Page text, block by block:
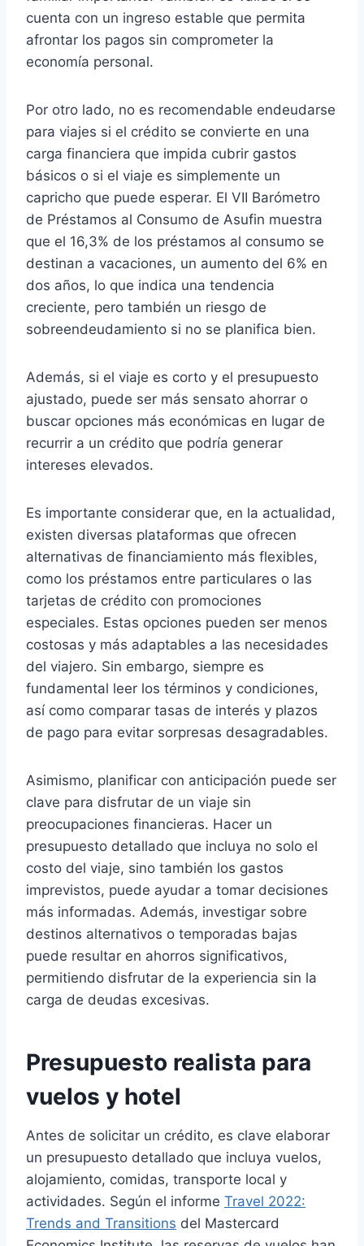
cuenta con un ingreso estable que permita
afrontar los pagos sin comprometer la
economía personal.
Por otro lado, no es recomendable endeudarse
para viajes si el crédito se convierte en una
carga financiera que impida cubrir gastos
básicos o si el viaje es simplemente un
capricho que puede esperar. El VII Barómetro
de Préstamos al Consumo de Asufin muestra
que el 16,3% de los préstamos al consumo se
destinan a vacaciones, un aumento del 6% en
dos años, lo que indica una tendencia
creciente, pero también un riesgo de
sobreendeudamiento si no se planifica bien.
Además, si el viaje es corto y el presupuesto
ajustado, puede ser más sensato ahorrar o
buscar opciones más económicas en lugar de
recurrir a un crédito que podría generar
intereses elevados.
Es importante considerar que, en la actualidad,
existen diversas plataformas que ofrecen
alternativas de financiamiento más flexibles,
como los préstamos entre particulares o las
tarjetas de crédito con promociones
especiales. Estas opciones pueden ser menos
costosas y más adaptables a las necesidades
del viajero. Sin embargo, siempre es
fundamental leer los términos y condiciones,
así como comparar tasas de interés y plazos
de pago para evitar sorpresas desagradables.
Asimismo, planificar con anticipación puede ser
clave para disfrutar de un viaje sin
preocupaciones financieras. Hacer un
presupuesto detallado que incluya no solo el
costo del viaje, sino también los gastos
imprevistos, puede ayudar a tomar decisiones
más informadas. Además, investigar sobre
destinos alternativos o temporadas bajas
puede resultar en ahorros significativos,
permitiendo disfrutar de la experiencia sin la
carga de deudas excesivas.
Presupuesto realista para
vuelos y hotel
Antes de solicitar un crédito, es clave elaborar
un presupuesto detallado que incluya vuelos,
alojamiento, comidas, transporte local y
actividades. Según el informe Travel 2022:
Trends and Transitions del Mastercard